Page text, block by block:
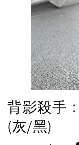
背影殺手
(灰/黑)